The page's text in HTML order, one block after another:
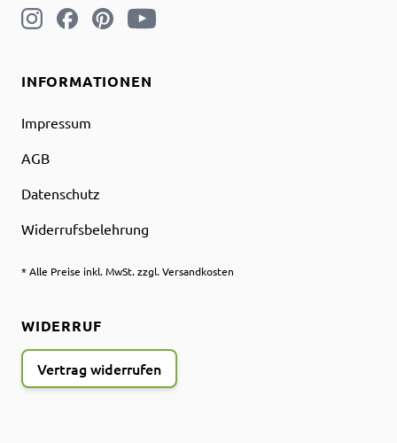
INFORMATIONEN
Impressum
AGB
Datenschutz
Widerrufsbelehrung
* Alle Preise inkl. MwSt. zzgl. Versandkosten
WIDERRUF
Vertrag widerrufen